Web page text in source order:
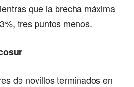
que la brecha máxima
tres puntos menos.
de novillos terminados en